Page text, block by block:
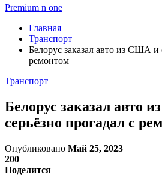
Premium n one
Главная
Транспорт
Белорус заказал авто из США и
ремонтом
Транспорт
Белорус заказал авто
серьёзно прогадал с
Опубликовано Май 25, 2023
200
Поделится